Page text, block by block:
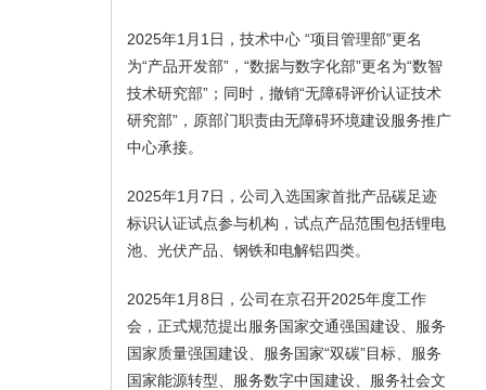
2025年1月1日，技术中心 “项目管理部”更名
为“产品开发部”，“数据与数字化部”更名为“数智
技术研究部”；同时，撤销“无障碍评价认证技术
研究部”，原部门职责由无障碍环境建设服务推广
中心承接。
2025年1月7日，公司入选国家首批产品碳足迹
标识认证试点参与机构，试点产品范围包括锂电
池、光伏产品、钢铁和电解铝四类。
2025年1月8日，公司在京召开2025年度工作
会，正式规范提出服务国家交通强国建设、服务
国家质量强国建设、服务国家“双碳”目标、服务
国家能源转型、服务数字中国建设、服务社会文